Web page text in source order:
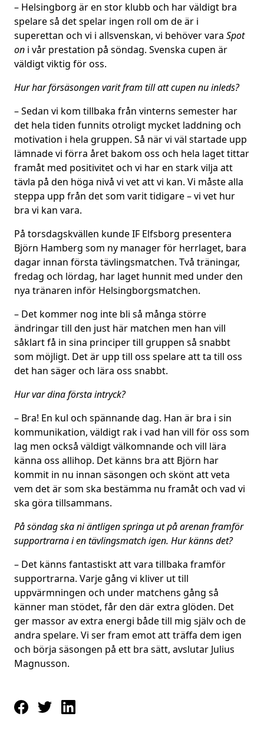
– Helsingborg är en stor klubb och har väldigt bra
spelare så det spelar ingen roll om de är i
superettan och vi i allsvenskan, vi behöver vara Spot
on i vår prestation på söndag. Svenska cupen är
väldigt viktig för oss.
Hur har försäsongen varit fram till att cupen nu inleds?
– Sedan vi kom tillbaka från vinterns semester har
det hela tiden funnits otroligt mycket laddning och
motivation i hela gruppen. Så när vi väl startade upp
lämnade vi förra året bakom oss och hela laget tittar
framåt med positivitet och vi har en stark vilja att
tävla på den höga nivå vi vet att vi kan. Vi måste alla
steppa upp från det som varit tidigare – vi vet hur
bra vi kan vara.
På torsdagskvällen kunde IF Elfsborg presentera
Björn Hamberg som ny manager för herrlaget, bara
dagar innan första tävlingsmatchen. Två träningar,
fredag och lördag, har laget hunnit med under den
nya tränaren inför Helsingborgsmatchen.
– Det kommer nog inte bli så många större
ändringar till den just här matchen men han vill
såklart få in sina principer till gruppen så snabbt
som möjligt. Det är upp till oss spelare att ta till oss
det han säger och lära oss snabbt.
Hur var dina första intryck?
– Bra! En kul och spännande dag. Han är bra i sin
kommunikation, väldigt rak i vad han vill för oss som
lag men också väldigt välkomnande och vill lära
känna oss allihop. Det känns bra att Björn har
kommit in nu innan säsongen och skönt att veta
vem det är som ska bestämma nu framåt och vad vi
ska göra tillsammans.
På söndag ska ni äntligen springa ut på arenan framför
supportrarna i en tävlingsmatch igen. Hur känns det?
– Det känns fantastiskt att vara tillbaka framför
supportrarna. Varje gång vi kliver ut till
uppvärmningen och under matchens gång så
känner man stödet, får den där extra glöden. Det
ger massor av extra energi både till mig själv och de
andra spelare. Vi ser fram emot att träffa dem igen
och börja säsongen på ett bra sätt, avslutar Julius
Magnusson.